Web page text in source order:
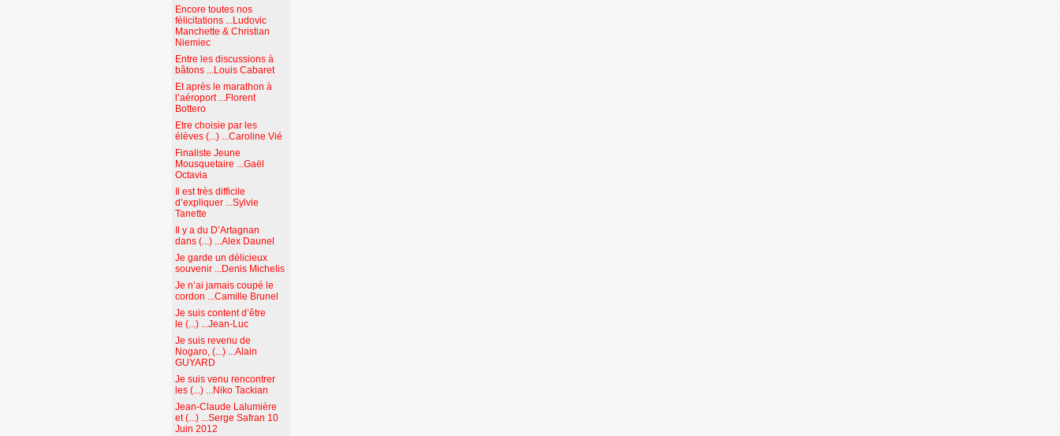
Encore toutes nos
félicitations ...Ludovic
Manchette & Christian
Niemiec
Entre les discussions à
bâtons ...Louis Cabaret
Et après le marathon à
l’aéroport ...Florent
Bottero
Etre choisie par les
élèves (...) ...Caroline Vié
Finaliste Jeune
Mousquetaire ...Gaël
Octavia
Il est très difficile
d’expliquer ...Sylvie
Tanette
Il y a du D’Artagnan
dans (...) ...Alex Daunel
Je garde un délicieux
souvenir ...Denis Michelis
Je n’ai jamais coupé le
cordon ...Camille Brunel
Je suis content d’être
le (...) ...Jean-Luc
Je suis revenu de
Nogaro, (...) ...Alain
GUYARD
Je suis venu rencontrer
les (...) ...Niko Tackian
Jean-Claude Lalumière
et (...) ...Serge Safran 10
Juin 2012